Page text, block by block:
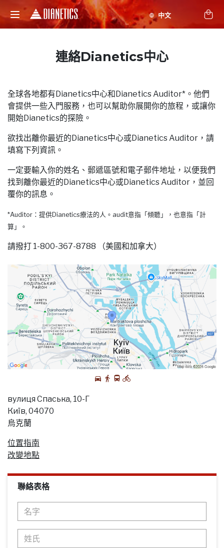
連絡Dianetics中心
全球各地都有Dianetics中心和Dianetics Auditor*。他們
會提供一些入門服務，也可以幫助你展開你的旅程，或讓你
開始Dianetics的探險。
欲找出離你最近的Dianetics中心或Dianetics Auditor，請
填寫下列資訊。
一定要輸入你的姓名、郵遞區號和電子郵件地址，以便我們
找到離你最近的Dianetics中心或Dianetics Auditor，並回
覆你的訊息。
*Auditor：提供Dianetics療法的人。audit意指「傾聽」，也意指「計
算」。
請撥打 1-800-367-8788 （美國和加拿大）
вулиця Спаська, 10-Г
Киïв, 04070
烏克蘭
位置指南
改變地點
聯絡表格